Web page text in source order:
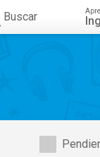
Buscar